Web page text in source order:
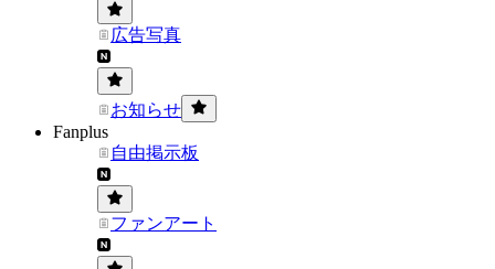
広告写真
お知らせ
Fanplus
自由掲示板
ファンアート